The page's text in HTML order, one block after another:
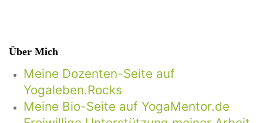
Über Mich
Meine Dozenten-Seite auf
Yogaleben.Rocks
Meine Bio-Seite auf YogaMentor.de